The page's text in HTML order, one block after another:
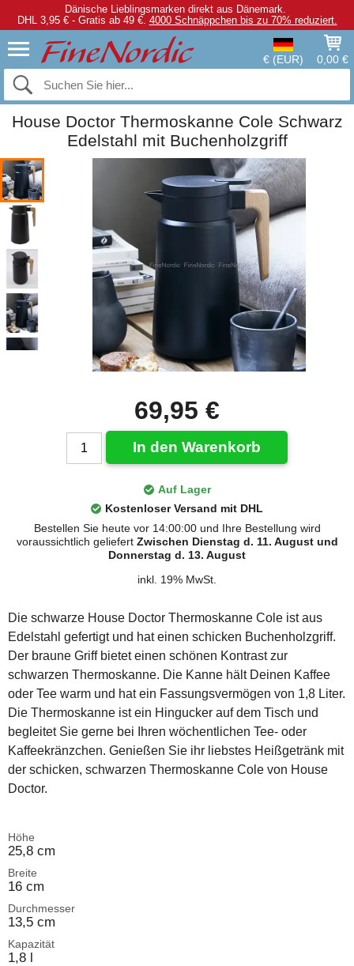
Dänische Lieblingsmarken direkt aus Dänemark.
DHL 3,95 € - Gratis ab 49 €. 4000 Schnäppchen bis zu 70% reduziert.
€ (EUR) 0,00 €
House Doctor Thermoskanne Cole Schwarz
Edelstahl mit Buchenholzgriff
69,95 €
In den Warenkorb
Auf Lager
Kostenloser Versand mit DHL
Bestellen Sie heute vor 14:00:00 und Ihre Bestellung wird
voraussichtlich geliefert Zwischen Dienstag d. 11. August und
Donnerstag d. 13. August
inkl. 19% MwSt.
Die schwarze House Doctor Thermoskanne Cole ist aus
Edelstahl gefertigt und hat einen schicken Buchenholzgriff.
Der braune Griff bietet einen schönen Kontrast zur
schwarzen Thermoskanne. Die Kanne hält Deinen Kaffee
oder Tee warm und hat ein Fassungsvermögen von 1,8 Liter.
Die Thermoskanne ist ein Hingucker auf dem Tisch und
begleitet Sie gerne bei Ihren wöchentlichen Tee- oder
Kaffeekränzchen. Genießen Sie ihr liebstes Heißgetränk mit
der schicken, schwarzen Thermoskanne Cole von House
Doctor.
Höhe
25,8 cm
Breite
16 cm
Durchmesser
13,5 cm
Kapazität
1,8 l